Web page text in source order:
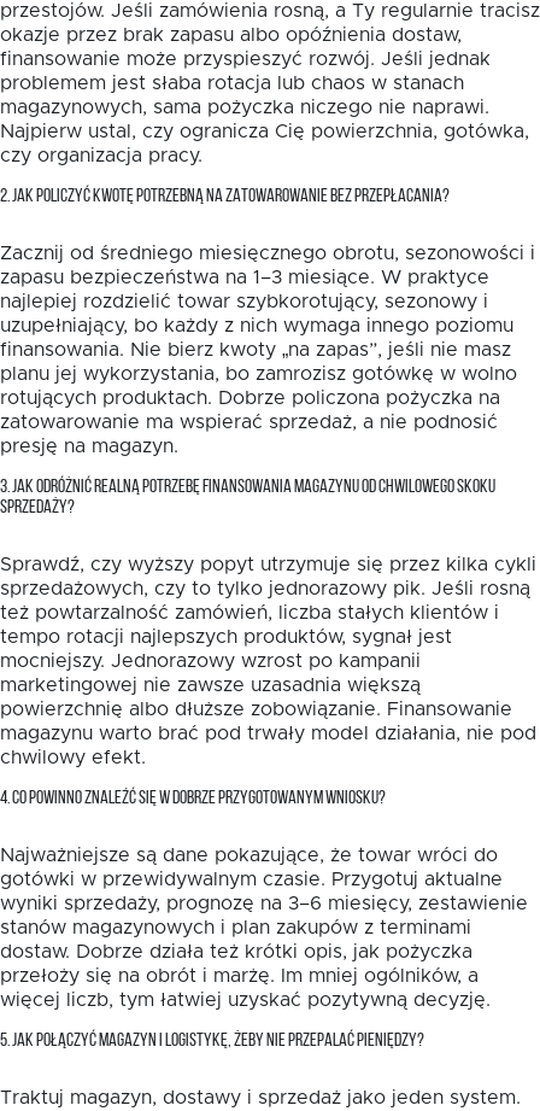
przestojów. Jeśli zamówienia rosną, a Ty regularnie tracisz
okazje przez brak zapasu albo opóźnienia dostaw,
finansowanie może przyspieszyć rozwój. Jeśli jednak
problemem jest słaba rotacja lub chaos w stanach
magazynowych, sama pożyczka niczego nie naprawi.
Najpierw ustal, czy ogranicza Cię powierzchnia, gotówka,
czy organizacja pracy.
2. JAK POLICZYĆ KWOTĘ POTRZEBNĄ NA ZATOWAROWANIE BEZ PRZEPŁACANIA?
Zacznij od średniego miesięcznego obrotu, sezonowości i
zapasu bezpieczeństwa na 1–3 miesiące. W praktyce
najlepiej rozdzielić towar szybkorotujący, sezonowy i
uzupełniający, bo każdy z nich wymaga innego poziomu
finansowania. Nie bierz kwoty „na zapas”, jeśli nie masz
planu jej wykorzystania, bo zamrozisz gotówkę w wolno
rotujących produktach. Dobrze policzona pożyczka na
zatowarowanie ma wspierać sprzedaż, a nie podnosić
presję na magazyn.
3. JAK ODRÓŻNIĆ REALNĄ POTRZEBĘ FINANSOWANIA MAGAZYNU OD CHWILOWEGO SKOKU
SPRZEDAŻY?
Sprawdź, czy wyższy popyt utrzymuje się przez kilka cykli
sprzedażowych, czy to tylko jednorazowy pik. Jeśli rosną
też powtarzalność zamówień, liczba stałych klientów i
tempo rotacji najlepszych produktów, sygnał jest
mocniejszy. Jednorazowy wzrost po kampanii
marketingowej nie zawsze uzasadnia większą
powierzchnię albo dłuższe zobowiązanie. Finansowanie
magazynu warto brać pod trwały model działania, nie pod
chwilowy efekt.
4. CO POWINNO ZNALEŹĆ SIĘ W DOBRZE PRZYGOTOWANYM WNIOSKU?
Najważniejsze są dane pokazujące, że towar wróci do
gotówki w przewidywalnym czasie. Przygotuj aktualne
wyniki sprzedaży, prognozę na 3–6 miesięcy, zestawienie
stanów magazynowych i plan zakupów z terminami
dostaw. Dobrze działa też krótki opis, jak pożyczka
przełoży się na obrót i marżę. Im mniej ogólników, a
więcej liczb, tym łatwiej uzyskać pozytywną decyzję.
5. JAK POŁĄCZYĆ MAGAZYN I LOGISTYKĘ, ŻEBY NIE PRZEPALAĆ PIENIĘDZY?
Traktuj magazyn, dostawy i sprzedaż jako jeden system.